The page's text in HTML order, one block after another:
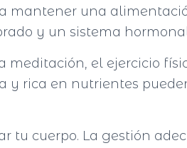
mantener una
y un sistema
meditación, el ejercicio
y rica en nutrientes
tu cuerpo. La gestión